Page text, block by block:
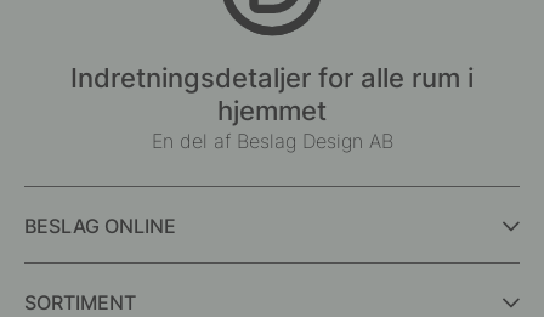
Indretningsdetaljer for alle rum i
hjemmet
En del af Beslag Design AB
BESLAG ONLINE
SORTIMENT